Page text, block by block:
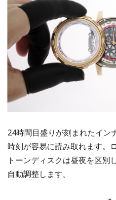
24時間目盛りが刻まれたイン
時刻が容易に読み取れます。
トーンディスクは昼夜を区別
自動調整します。